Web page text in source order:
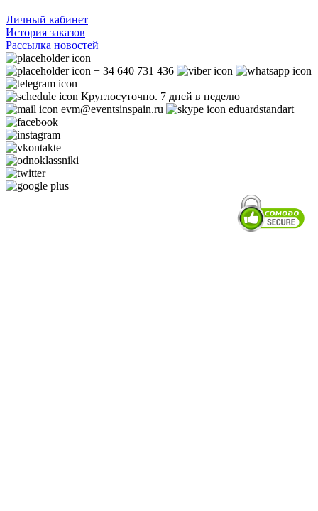
Личный кабинет
История заказов
Рассылка новостей
+ 34 640 731 436
Круглосуточно. 7 дней в неделю
evm@eventsinspain.ru
eduardstandart